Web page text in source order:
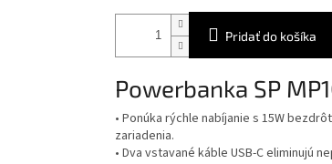
Pridať do košíka
Powerbanka SP
• Ponúka rýchle nabíjanie s 15W
zariadenia.
• Dva vstavané káble USB-C eliminujú